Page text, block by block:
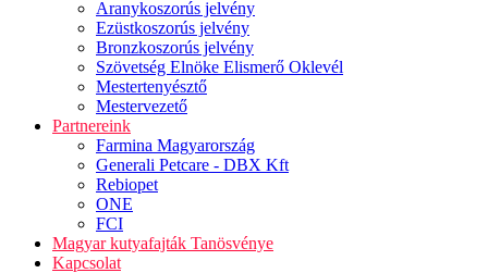
Aranykoszorús jelvény
Ezüstkoszorús jelvény
Bronzkoszorús jelvény
Szövetség Elnöke Elismerő Oklevél
Mestertenyésztő
Mestervezető
Partnereink
Farmina Magyarország
Generali Petcare - DBX Kft
Rebiopet
ONE
FCI
Magyar kutyafajták Tanösvénye
Kapcsolat